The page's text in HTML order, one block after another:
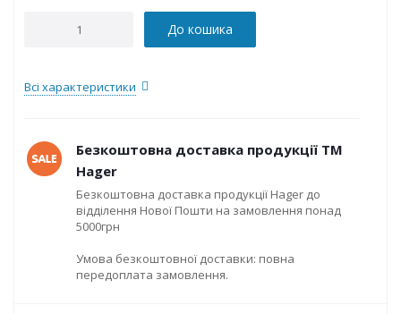
До кошика
Всі характеристики
Безкоштовна доставка продукції ТМ
Hager
Безкоштовна доставка продукції Hager до
відділення Нової Пошти на замовлення понад
5000грн
Умова безкоштовної доставки: повна
передоплата замовлення.